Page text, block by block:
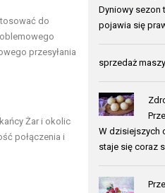
do
przesyłania
Żar i okolic
połączenia i
Dyniowy sezon
pojawia się
sprzedaż
W dzisiejszych
staje się coraz